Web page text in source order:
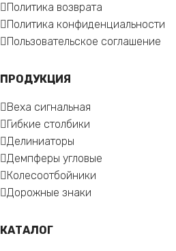
Политика возврата
Политика конфиденциальности
Пользовательское соглашение
ПРОДУКЦИЯ
Веха сигнальная
Гибкие столбики
Делиниаторы
Демпферы угловые
Колесоотбойники
Дорожные знаки
КАТАЛОГ